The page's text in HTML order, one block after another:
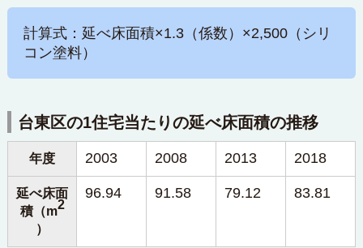
計算式：延べ床面積×1.3（係数）×2,500（シリ
コン塗料）
台東区の1住宅当たりの延べ床面積の推移
年度 2003 2008 2013 2018
延べ床面
積（m2
）
96.94 91.58 79.12 83.81